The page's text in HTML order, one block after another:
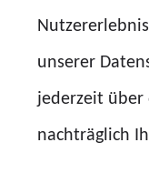
eine Polizei,
weniger
unserer
jederzeit über
nachträglich